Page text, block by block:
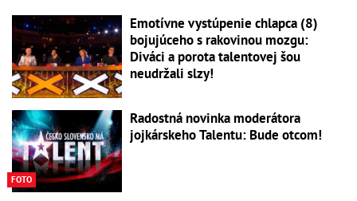
Emotívne vystúpenie chlapca (8)
bojujúceho s rakovinou mozgu:
Diváci a porota talentovej šou
neudržali slzy!
FOTO
Radostná novinka moderátora
jojkárskeho Talentu: Bude otcom!